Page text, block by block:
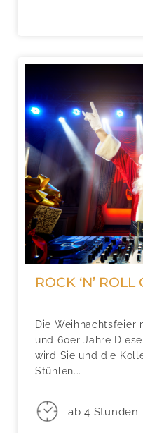
ROCK ‘N’
Die
und 60er Jahre
wird Sie und die
Stühlen...
ab 4 Stunden